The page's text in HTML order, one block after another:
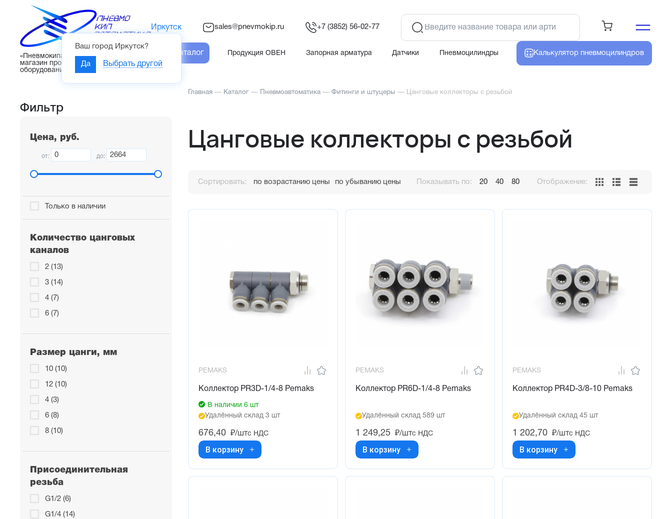
«Пневмокипавтоматика» – интернет-
магазин промышленного
оборудования
Иркутск
Ваш город Иркутск?
Да Выбрать другой
sales@pnevmokip.ru +7 (3852) 56-02-77
Каталог Продукция ОВЕН Запорная арматура Датчики Пневмоцилиндры Калькулятор пневмоцилиндров
Фильтр
Цена, руб.
от: до:
Только в наличии
Количество цанговых
каналов
2 (13)
3 (14)
4 (7)
6 (7)
Размер цанги, мм
10 (10)
12 (10)
4 (3)
6 (8)
8 (10)
Присоединительная
резьба
G1/2 (6)
G1/4 (14)
Главная — Каталог — Пневмоавтоматика — Фитинги и штуцеры — Цанговые коллекторы с резьбой
Цанговые коллекторы с резьбой
Сортировать: по возрастанию цены по убыванию цены Показывать по: 20 40 80 Отображение:
PEMAKS
Коллектор PR3D-1/4-8 Pemaks
В наличии 6 шт
Удалённый склад 3 шт
676,40 ₽/штс НДС
В корзину
PEMAKS
Коллектор PR6D-1/4-8 Pemaks
Удалённый склад 589 шт
1 249,25 ₽/штс НДС
В корзину
PEMAKS
Коллектор PR4D-3/8-10 Pemaks
Удалённый склад 45 шт
1 202,70 ₽/штс НДС
В корзину